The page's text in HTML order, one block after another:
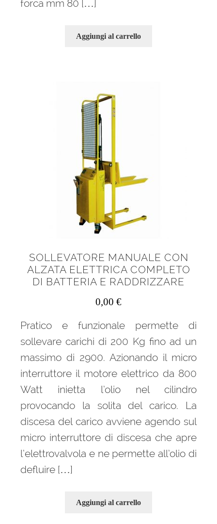
forca mm 80 […]
Aggiungi al carrello
SOLLEVATORE MANUALE CON
ALZATA ELETTRICA COMPLETO
DI BATTERIA E RADDRIZZARE
0,00 €
Pratico e funzionale permette di
sollevare carichi di 200 Kg fino ad un
massimo di 2900. Azionando il micro
interruttore il motore elettrico da 800
Watt inietta l’olio nel cilindro
provocando la solita del carico. La
discesa del carico avviene agendo sul
micro interruttore di discesa che apre
l’elettrovalvola e ne permette all’olio di
defluire […]
Aggiungi al carrello